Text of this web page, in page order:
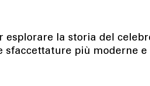
esplorare la storia del
sfaccettature più moderne e